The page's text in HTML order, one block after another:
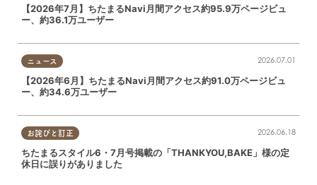
【2026年7月】ちたまるNavi月間アクセス約95.9万ページビュ
ー、約36.1万ユーザー
ニュース 2026.07.01
【2026年6月】ちたまるNavi月間アクセス約91.0万ページビュ
ー、約34.6万ユーザー
お詫びと訂正 2026.06.18
ちたまるスタイル6・7月号掲載の「THANKYOU,BAKE」様の定
休日に誤りがありました